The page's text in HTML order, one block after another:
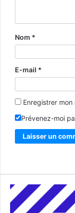
Nom *
E-mail *
Enregistrer
Prévenez-moi